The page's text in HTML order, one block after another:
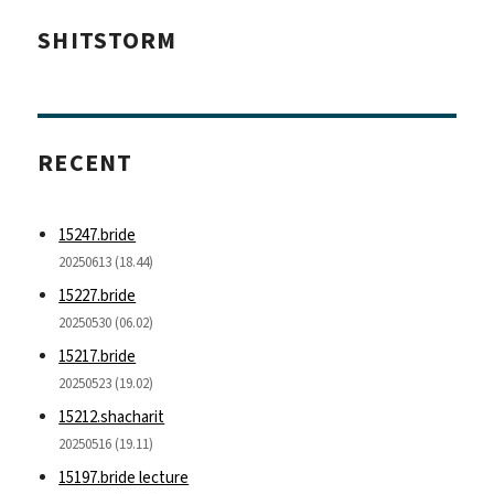
SHITSTORM
RECENT
15247.bride
20250613 (18.44)
15227.bride
20250530 (06.02)
15217.bride
20250523 (19.02)
15212.shacharit
20250516 (19.11)
15197.bride lecture